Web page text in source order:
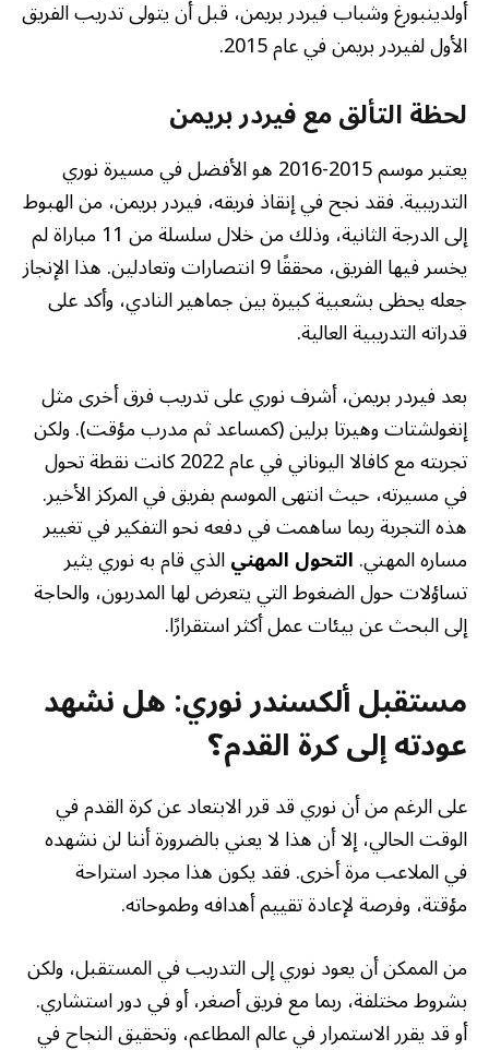
أولدينبورغ وشباب فيردر بريمن، قبل أن يتولى تدريب الفريق
الأول لفيردر بريمن في عام 2015.
لحظة التألق مع فيردر بريمن
يعتبر موسم 2015-2016 هو الأفضل في مسيرة نوري
التدريبية. فقد نجح في إنقاذ فريقه، فيردر بريمن، من الهبوط
إلى الدرجة الثانية، وذلك من خلال سلسلة من 11 مباراة لم
يخسر فيها الفريق، محققًا 9 انتصارات وتعادلين. هذا الإنجاز
جعله يحظى بشعبية كبيرة بين جماهير النادي، وأكد على
قدراته التدريبية العالية.
بعد فيردر بريمن، أشرف نوري على تدريب فرق أخرى مثل
إنغولشتات وهيرتا برلين (كمساعد ثم مدرب مؤقت). ولكن
تجربته مع كافالا اليوناني في عام 2022 كانت نقطة تحول
في مسيرته، حيث انتهى الموسم بفريق في المركز الأخير.
هذه التجربة ربما ساهمت في دفعه نحو التفكير في تغيير
مساره المهني.التحول المهنيالذي قام به نوري يثير
تساؤلات حول الضغوط التي يتعرض لها المدربون، والحاجة
إلى البحث عن بيئات عمل أكثر استقرارًا.
مستقبل ألكسندر نوري: هل نشهد
عودته إلى كرة القدم؟
على الرغم من أن نوري قد قرر الابتعاد عن كرة القدم في
الوقت الحالي، إلا أن هذا لا يعني بالضرورة أننا لن نشهده
في الملاعب مرة أخرى. فقد يكون هذا مجرد استراحة
مؤقتة، وفرصة لإعادة تقييم أهدافه وطموحاته.
من الممكن أن يعود نوري إلى التدريب في المستقبل، ولكن
بشروط مختلفة، ربما مع فريق أصغر، أو في دور استشاري.
أو قد يقرر الاستمرار في عالم المطاعم، وتحقيق النجاح في